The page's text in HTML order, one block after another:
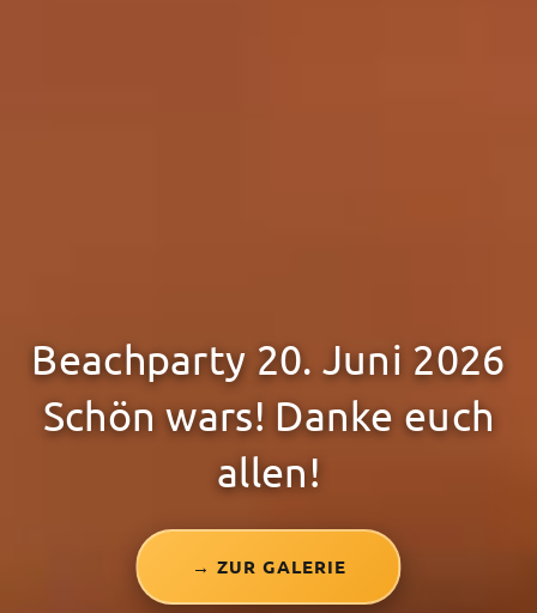
Beachparty 20. Juni 2026
Schön wars! Danke euch
allen!
→ ZUR GALERIE